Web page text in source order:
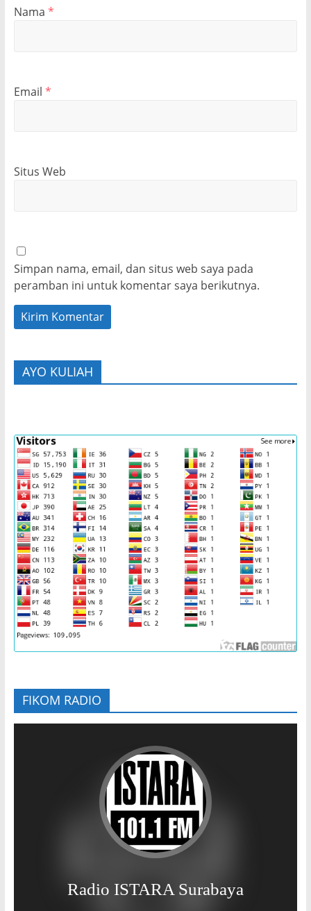
Nama *
Email *
Situs Web
Simpan nama, email, dan situs web saya pada
peramban ini untuk komentar saya berikutnya.
AYO KULIAH
FIKOM RADIO